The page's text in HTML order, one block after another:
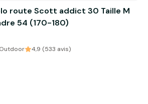
route Scott addict 30 Taille M
54 (170-180)
4,9 (533 avis)